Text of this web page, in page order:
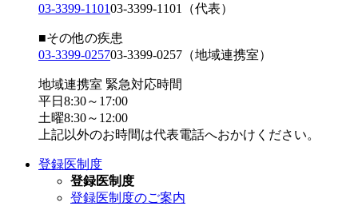
03-3399-110103-3399-1101 （代表）
■その他の疾患
03-3399-025703-3399-0257 （地域連携室）
地域連携室 緊急対応時間
平日8:30～17:00
土曜8:30～12:00
上記以外のお時間は代表電話へおかけください。
登録医制度
登録医制度
登録医制度のご案内